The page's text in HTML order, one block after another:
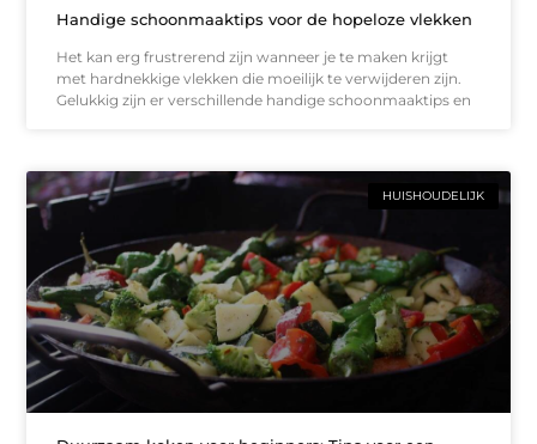
Handige schoonmaaktips voor de hopeloze vlekken
Het kan erg frustrerend zijn wanneer je te maken krijgt
met hardnekkige vlekken die moeilijk te verwijderen zijn.
Gelukkig zijn er verschillende handige schoonmaaktips en
HUISHOUDELIJK